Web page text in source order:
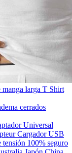
manga larga T Shirt
cerrados
Universal
Cargador USB
100% seguro